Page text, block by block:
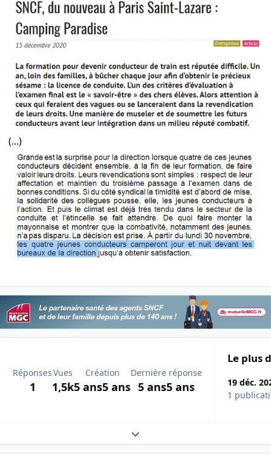
(...)
Réponses
1
Vues
1,5k
Création
5 ans5 ans
Dernière réponse
5 ans5 ans
Le plus
19 déc.
1
Expand topic overview